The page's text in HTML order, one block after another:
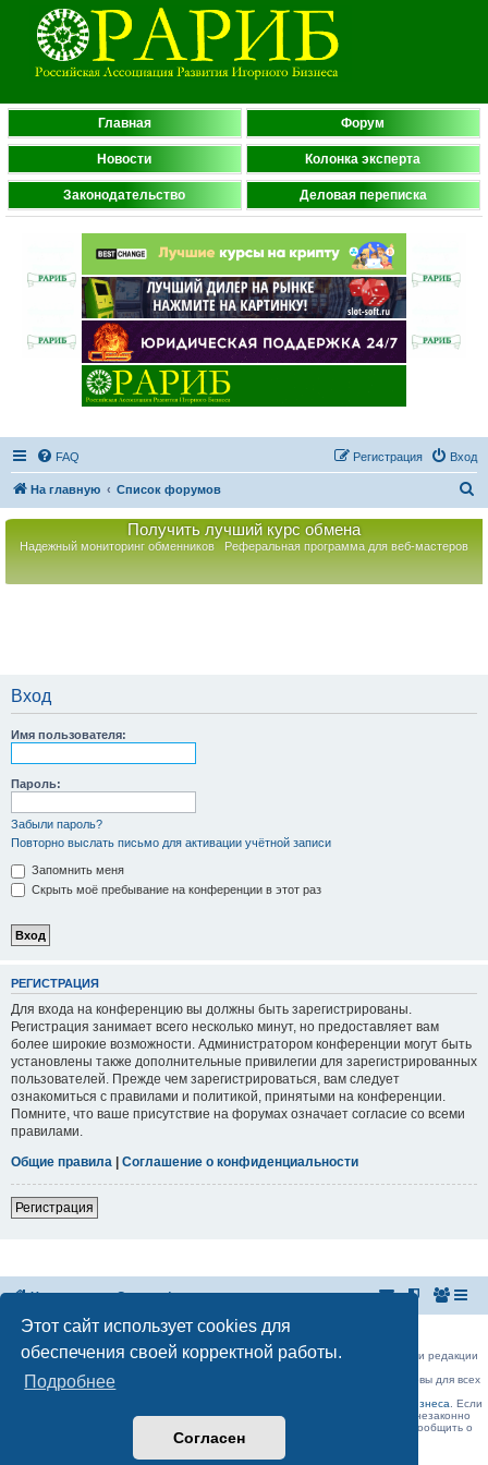
Этот сайт использует cookies для
обеспечения своей корректной работы.
Подробнее
Согласен
Главная Форум
Новости Колонка эксперта
Законодательство Деловая переписка
FAQ Вход
Регистрация
На главную Список форумов
Получить лучший курс обмена
Надежный мониторинг обменников Реферальная программа для веб-мастеров
Вход
Имя пользователя:
Пароль:
Забыли пароль?
Повторно выслать письмо для активации учётной записи
Запомнить меня
Скрыть моё пребывание на конференции в этот раз
РЕГИСТРАЦИЯ
Для входа на конференцию вы должны быть зарегистрированы.
Регистрация занимает всего несколько минут, но предоставляет вам
более широкие возможности. Администратором конференции могут быть
установлены также дополнительные привилегии для зарегистрированных
пользователей. Прежде чем зарегистрироваться, вам следует
ознакомиться с правилами и политикой, принятыми на конференции.
Помните, что ваше присутствие на форумах означает согласие со всеми
правилами.
Общие правила | Соглашение о конфиденциальности
Регистрация
На главную Список форумов
Российская Ассоциация Развития Игорного Бизнеса
Эл. почта:
admin@rarib.ru
office@rarib.ru
использование материалов сайта возможно только при письменном согласии редакции
На нашем портале правила размещения объявлений и информации одинаковы для всех
пользователей, в соответствии с соблюдением правил Форума!,
Официальные форумы деятелей игорного бизнеса. Если
Вы считаете, что ваше объявление было удалено нашими модераторами незаконно
(а объявление было размещено без нарушений правил Форума) , просьба сообщить о
данном факте наadmin@rarib.ru